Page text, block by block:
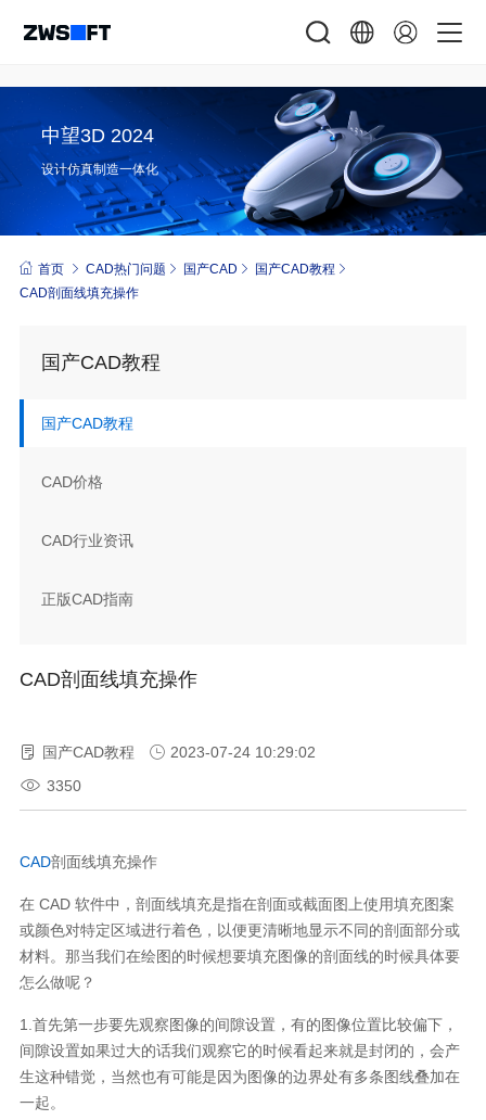
中望3D 2024
设计仿真制造一体化
首页 CAD热门问题 国产CAD
国产CAD教程
CAD剖面线填充操作
国产CAD教程
国产CAD教程
CAD价格
CAD行业资讯
正版CAD指南
CAD剖面线填充操作
国产CAD教程
2023-07-24 10:29:02
3350
CAD剖面线填充操作
在CAD 软件中，剖面线填充是指在剖面或截面图上使用填充图案
或颜色对特定区域进行着色，以便更清晰地显示不同的剖面部分或
材料。那当我们在绘图的时候想要填充图像的剖面线的时候具体要
怎么做呢？
1. 首先第一步要先观察图像的间隙设置，有的图像位置比较偏下，
间隙设置如果过大的话我们观察它的时候看起来就是封闭的，会产
生这种错觉，当然也有可能是因为图像的边界处有多条图线叠加在
一起。